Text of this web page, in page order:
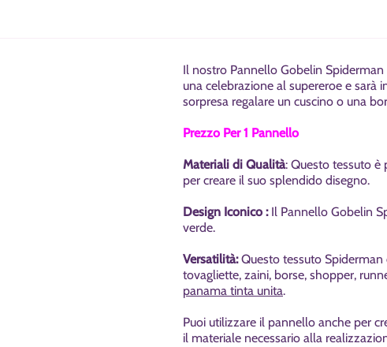
Il nostro Pannello Gobelin
una celebrazione al supereroe e sarà
sorpresa regalare un cuscino o una
Prezzo Per 1 Pannello
Materiali di Qualità: Questo tessuto
per creare il suo splendido disegno.
Design Iconico :Il Pannello Gobelin
verde.
Versatilità:Questo tessuto Spiderman
tovagliette, zaini, borse, shopper,
panama tinta unita.
Puoi utilizzare il pannello anche per
il materiale necessario alla